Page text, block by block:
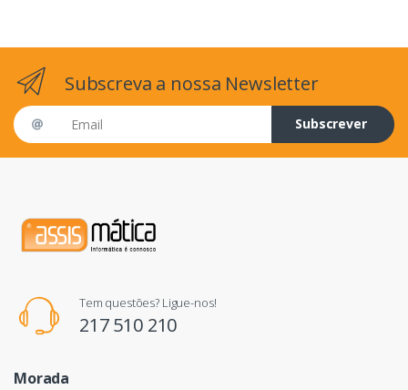
Subscreva a nossa Newsletter
Email address
Subscrever
Tem questões? Ligue-nos!
217 510 210
Morada